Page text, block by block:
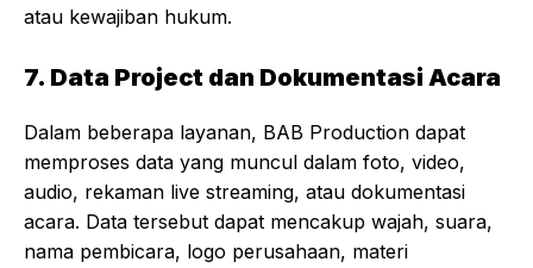
atau kewajiban hukum.
7. Data Project dan Dokumentasi Acara
Dalam beberapa layanan, BAB Production dapat
memproses data yang muncul dalam foto, video,
audio, rekaman live streaming, atau dokumentasi
acara. Data tersebut dapat mencakup wajah, suara,
nama pembicara, logo perusahaan, materi